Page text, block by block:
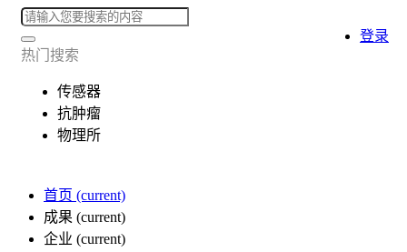
热门搜索
传感器
抗肿瘤
物理所
首页 (current)
成果 (current)
企业 (current)
登录